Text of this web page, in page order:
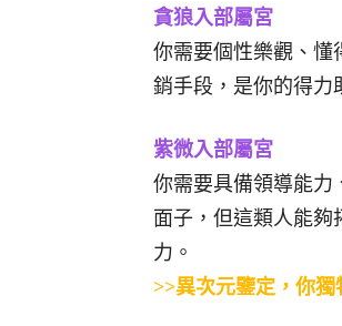
貪狼入部屬宮
你需要個性樂觀、懂
銷手段，是你的得力
紫微入部屬宮
你需要具備領導能力
面子，但這類人能夠
力。
>>異次元鑒定，你